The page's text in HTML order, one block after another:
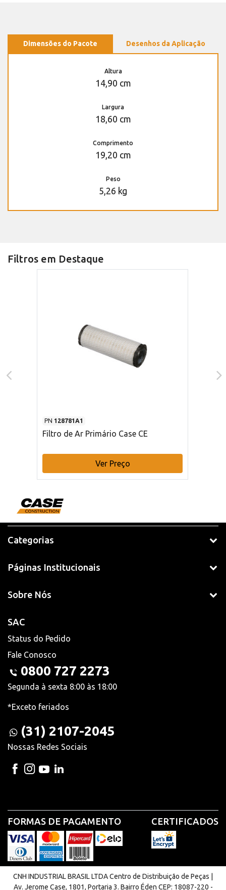
Dimensões do Pacote Desenhos da Aplicação
Altura
14,90 cm
Largura
18,60 cm
Comprimento
19,20 cm
Peso
5,26 kg
Filtros em Destaque
PN 128781A1
Filtro de Ar Primário Case CE
Ver Preço
Categorias
Páginas Institucionais
Sobre Nós
SAC
Status do Pedido
Fale Conosco
0800 727 2273
Segunda à sexta 8:00 às 18:00
*Exceto feriados
(31) 2107-2045
Nossas Redes Sociais
FORMAS DE PAGAMENTO CERTIFICADOS
CNH INDUSTRIAL BRASIL LTDA Centro de Distribuição de Peças |
Av. Jerome Case, 1801, Portaria 3. Bairro Éden CEP: 18087-220 -